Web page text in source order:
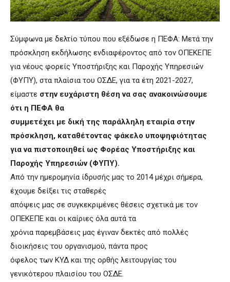
Σύμφωνα με δελτίο τύπου που εξέδωσε η ΠΕΦΑ: Μετά την
πρόσκληση εκδήλωσης ενδιαφέροντος από τον ΟΠΕΚΕΠΕ
για νέους φορείς Υποστήριξης και Παροχής Υπηρεσιών
(ΦΥΠΥ), στα πλαίσια του ΟΣΔΕ, για τα έτη 2021-2027,
είμαστε στην ευχάριστη θέση να σας ανακοινώσουμε
ότι η ΠΕΦΑ θα
συμμετέχει με δική της παράλληλη εταιρία στην
πρόσκληση, καταθέτοντας φάκελο υποψηφιότητας
για να πιστοποιηθεί ως Φορέας Υποστήριξης και
Παροχής Υπηρεσιών (ΦΥΠΥ).
Από την ημερομηνία ίδρυσής μας το 2014 μέχρι σήμερα,
έχουμε δείξει τις σταθερές
απόψεις μας σε συγκεκριμένες θέσεις σχετικά με τον
ΟΠΕΚΕΠΕ και οι καίριες όλα αυτά τα
χρόνια παρεμβάσεις μας έγιναν δεκτές από πολλές
διοικήσεις του οργανισμού, πάντα προς
όφελος των ΚΥΔ και της ορθής λειτουργίας του
γενικότερου πλαισίου του ΟΣΔΕ.